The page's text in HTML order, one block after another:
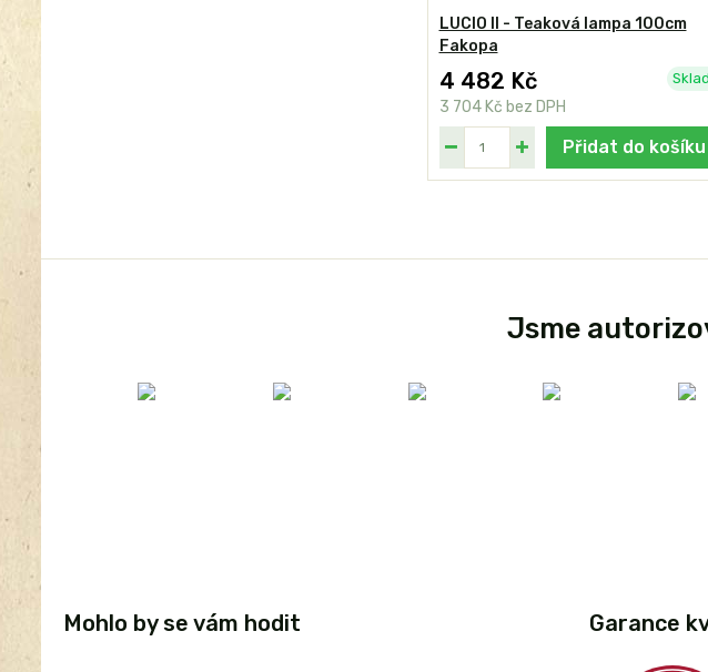
LUCIO II - Teaková lampa 100cm
Fakopa
4 482 Kč
3 704 Kč bez DPH
Přidat do košíku
Jsme
Mohlo by se vám hodit Garance